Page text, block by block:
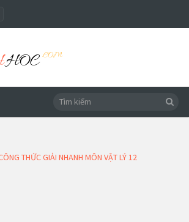
THỨC GIẢI NHANH MÔN VẬT LÝ 12